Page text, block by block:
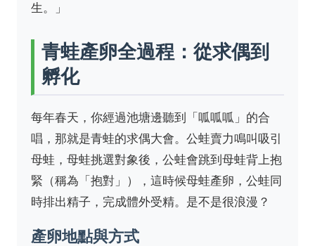
生。」
青蛙產卵全過程：從求偶到
孵化
每年春天，你經過池塘邊聽到「呱呱呱」的合
唱，那就是青蛙的求偶大會。公蛙賣力鳴叫吸引
母蛙，母蛙挑選對象後，公蛙會跳到母蛙背上抱
緊（稱為「抱對」），這時候母蛙產卵，公蛙同
時排出精子，完成體外受精。是不是很浪漫？
產卵地點與方式